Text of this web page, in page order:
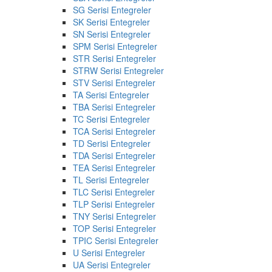
SG Serisi Entegreler
SK Serisi Entegreler
SN Serisi Entegreler
SPM Serisi Entegreler
STR Serisi Entegreler
STRW Serisi Entegreler
STV Serisi Entegreler
TA Serisi Entegreler
TBA Serisi Entegreler
TC Serisi Entegreler
TCA Serisi Entegreler
TD Serisi Entegreler
TDA Serisi Entegreler
TEA Serisi Entegreler
TL Serisi Entegreler
TLC Serisi Entegreler
TLP Serisi Entegreler
TNY Serisi Entegreler
TOP Serisi Entegreler
TPIC Serisi Entegreler
U Serisi Entegreler
UA Serisi Entegreler